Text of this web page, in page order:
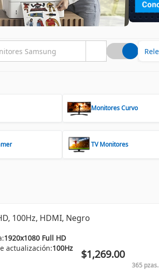
Monitores Curvo
TV Monitores
100Hz, HDMI, Negro
1920x1080 Full HD
actualización:100Hz
$1,269.00
365 pzas.